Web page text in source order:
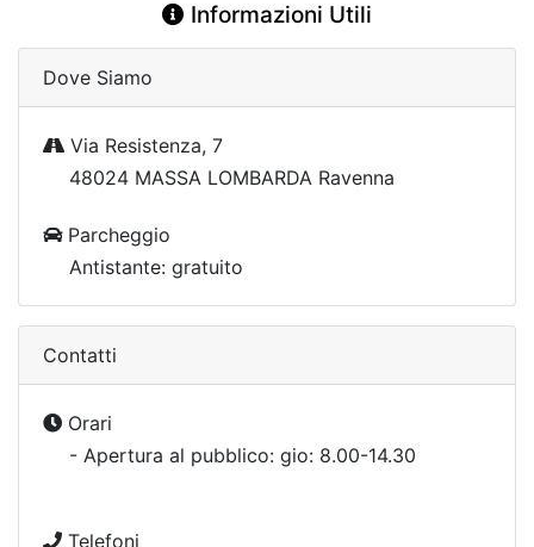
Informazioni Utili
Dove Siamo
Via Resistenza, 7
48024 MASSA LOMBARDA Ravenna
Parcheggio
Antistante: gratuito
Contatti
Orari
- Apertura al pubblico: gio: 8.00-14.30
Telefoni